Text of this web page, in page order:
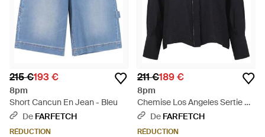
215 €193 €
8pm
Short Cancun En Jean - Bleu
De FARFETCH
RÉDUCTION
211 €189 €
8pm
Chemise Los Angeles Sertie De
Cristaux - Bleu
De FARFETCH
RÉDUCTION